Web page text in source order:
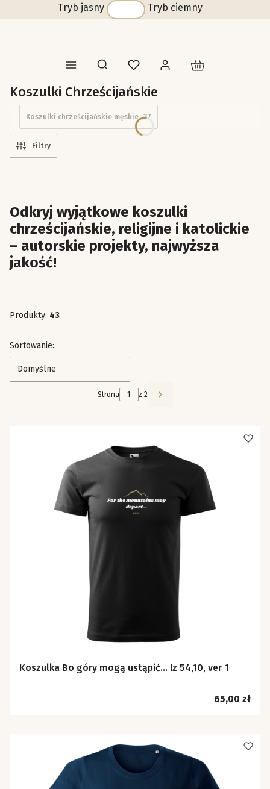
Tryb jasny Tryb ciemny
Otwórz wyszukiwarkę Produkty w
Koszulki Chrześcijańskie
Koszulki chrześcijańskie męskie 27
Filtry
Odkryj wyjątkowe koszulki
chrześcijańskie, religijne i katolickie
– autorskie projekty, najwyższa
jakość!
Produkty: 43
Lista produktów
Sortowanie:
Domyślne
Strona z 2 Następne produkty
Koszulka Bo góry mogą ustąpić… Iz 54,10, ver 1
Cena
65,00 zł